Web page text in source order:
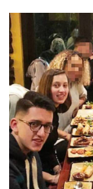
教學評測
EduTech
IT Times
生成式AI與雲端應用
Enterprise Digital
特集